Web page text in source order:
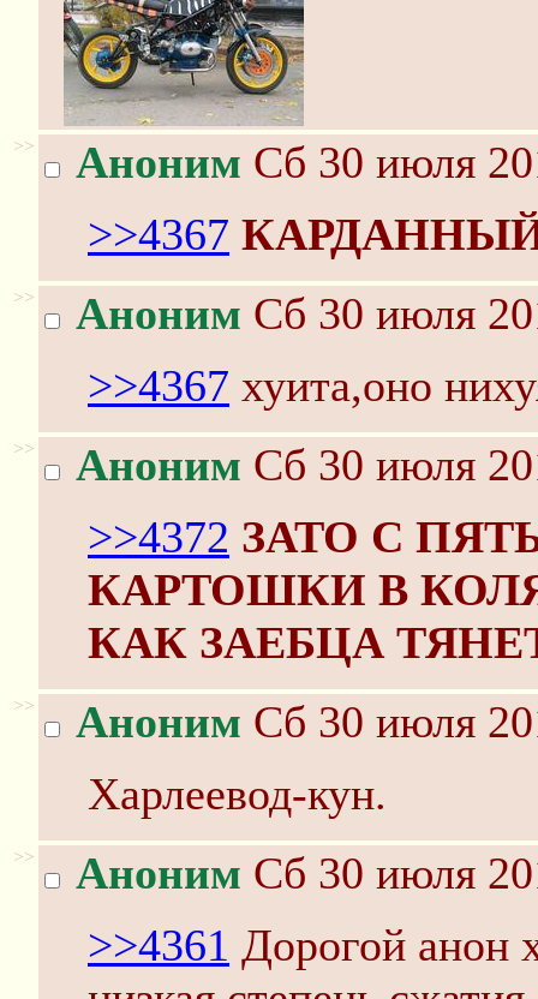
>> Аноним Сб 30 июля
>>4367
>> Аноним Сб 30 июля
>>4367 хуита,оно
>> Аноним Сб 30 июля
>>4372 ЗАТО С
КАРТОШКИ В
КАК ЗАЕБЦА
>> Аноним Сб 30 июля
Харлеевод-кун.
>> Аноним Сб 30 июля
>>4361 Дорогой анон